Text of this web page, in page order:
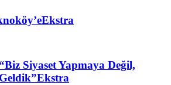
Ekstra
Siyaset Yapmaya Değil,
Ekstra